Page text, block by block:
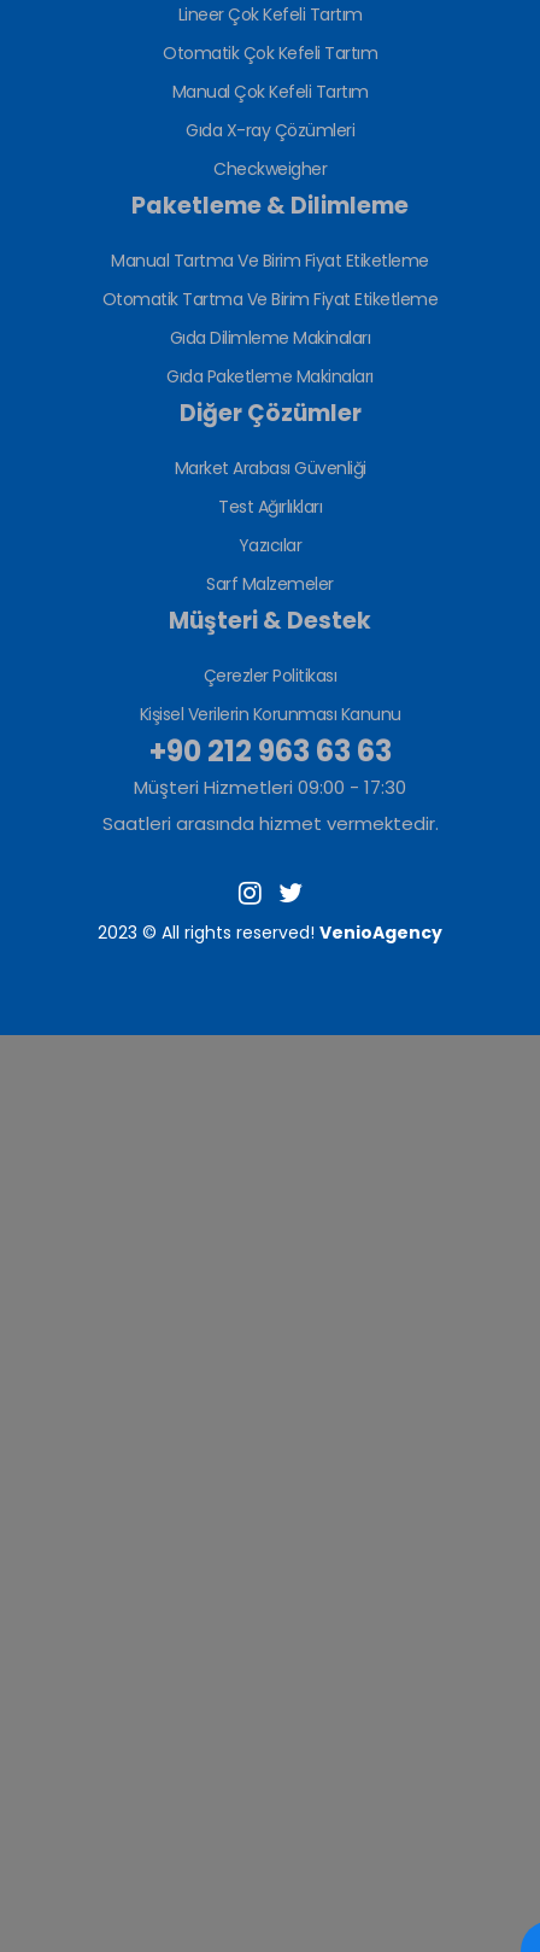
Lineer Çok Kefeli Tartım
Otomatik Çok Kefeli Tartım
Manual Çok Kefeli Tartım
Gıda X-ray Çözümleri
Checkweigher
Paketleme & Dilimleme
Manual Tartma Ve Birim Fiyat Etiketleme
Otomatik Tartma Ve Birim Fiyat Etiketleme
Gıda Dilimleme Makinaları
Gıda Paketleme Makinaları
Diğer Çözümler
Market Arabası Güvenliği
Test Ağırlıkları
Yazıcılar
Sarf Malzemeler
Müşteri & Destek
Çerezler Politikası
Kişisel Verilerin Korunması Kanunu
+90 212 963 63 63
Müşteri Hizmetleri 09:00 - 17:30
Saatleri arasında hizmet vermektedir.
2023 © All rights reserved! VenioAgency